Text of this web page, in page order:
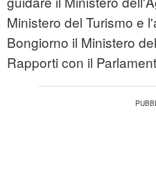
Ministero del Turismo e
Bongiorno il Ministero
Rapporti con il